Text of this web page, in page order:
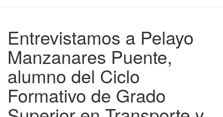
Entrevistamos a Pelayo
Manzanares Puente,
alumno del Ciclo
Formativo de Grado